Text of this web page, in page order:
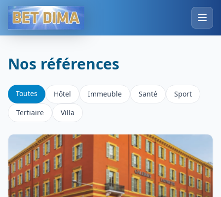
Nos références
Toutes Hôtel Immeuble Santé
Sport
Tertiaire
Villa